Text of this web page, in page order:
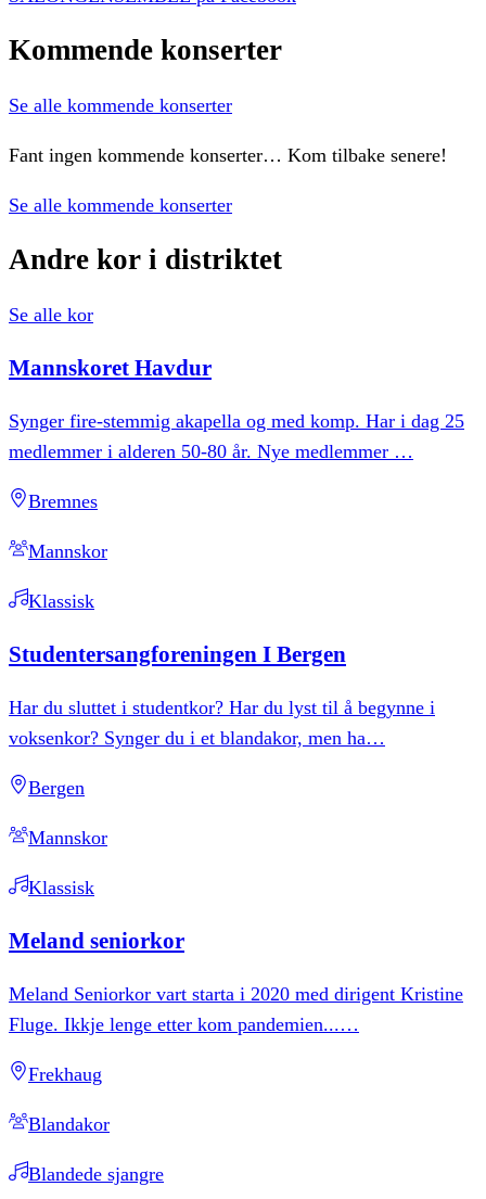
Kommende konserter
Se alle kommende konserter
Fant ingen kommende konserter… Kom tilbake senere!
Se alle kommende konserter
Andre kor i distriktet
Se alle kor
Mannskoret Havdur
Synger fire-stemmig akapella og med komp. Har i dag 25
medlemmer i alderen 50-80 år. Nye medlemmer …
Bremnes
Mannskor
Klassisk
Studentersangforeningen I Bergen
Har du sluttet i studentkor? Har du lyst til å begynne i
voksenkor? Synger du i et blandakor, men ha…
Bergen
Mannskor
Klassisk
Meland seniorkor
Meland Seniorkor vart starta i 2020 med dirigent Kristine
Fluge. Ikkje lenge etter kom pandemien...…
Frekhaug
Blandakor
Blandede sjangre